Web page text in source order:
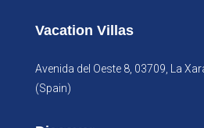
Vacation Villas
Avenida del Oeste 8, 03709, La
(Spain)